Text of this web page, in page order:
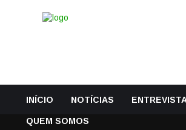
INÍCIO NOTÍCIAS
QUEM SOMOS